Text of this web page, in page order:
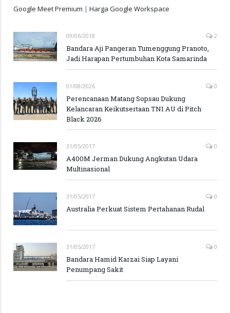
Google Meet Premium | Harga Google Workspace
09/06/2018 2
Bandara Aji Pangeran Tumenggung Pranoto,
Jadi Harapan Pertumbuhan Kota Samarinda
01/08/2026 0
Perencanaan Matang Sopsau Dukung
Kelancaran Keikutsertaan TNI AU di Pitch
Black 2026
31/05/2017 0
A400M Jerman Dukung Angkutan Udara
Multinasional
31/05/2017 0
Australia Perkuat Sistem Pertahanan Rudal
31/05/2017 0
Bandara Hamid Karzai Siap Layani
Penumpang Sakit